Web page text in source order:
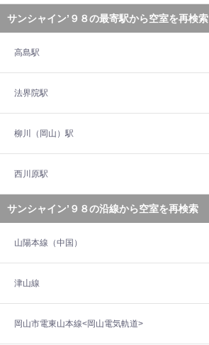
サンシャイン’９８の最寄駅から空室を再検索
高島駅
法界院駅
柳川（岡山）駅
西川原駅
サンシャイン’９８の沿線から空室を再検索
山陽本線（中国）
津山線
岡山市電東山本線<岡山電気軌道>